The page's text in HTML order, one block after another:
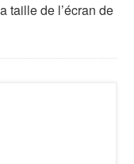
taille de l’écran de